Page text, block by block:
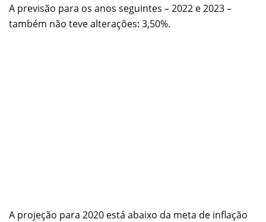
A previsão para os anos seguintes – 2022 e 2023 –
também não teve alterações: 3,50%.
A projeção para 2020 está abaixo da meta de inflação